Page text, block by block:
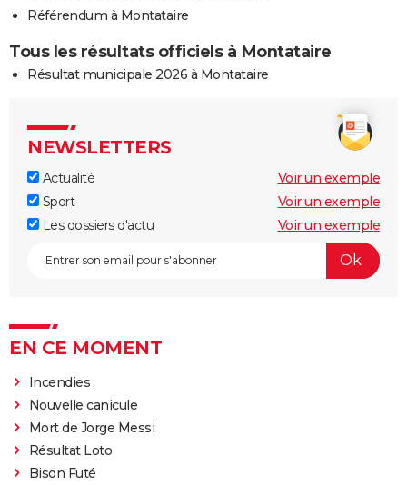
Référendum à Montataire
Tous les résultats officiels à Montataire
Résultat municipale 2026 à Montataire
NEWSLETTERS
Actualité
Voir un exemple
Sport
Voir un exemple
Les dossiers d'actu
Voir un exemple
EN CE MOMENT
Incendies
Nouvelle canicule
Mort de Jorge Messi
Résultat Loto
Bison Futé